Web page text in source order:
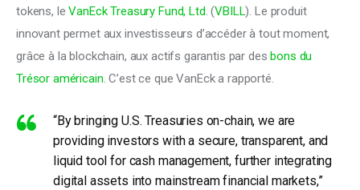
tokens, leVanEck Treasury Fund, Ltd. (VBILL). Le produit
innovant permet aux investisseurs d’accéder à tout moment,
grâce à la blockchain, aux actifs garantis par desbons du
Trésor américain. C’est ce que VanEck a rapporté.
“By bringing U.S. Treasuries on-chain, we are
providing investors with a secure, transparent, and
liquid tool for cash management, further integrating
digital assets into mainstream financial markets,”